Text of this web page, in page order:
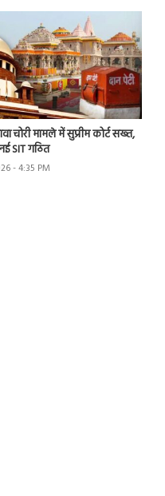
चोरी मामले में सुप्रीम कोर्ट सख्त,
SIT गठित
- 4:35 PM